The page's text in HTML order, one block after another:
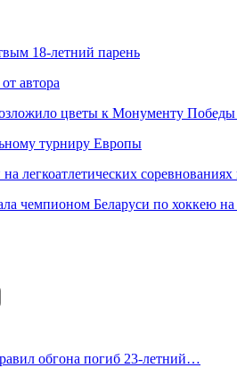
18-летний парень
автора
цветы к Монументу
турниру Европы
легкоатлетических
чемпионом Беларуси по хоккею
обгона погиб 23-летний…